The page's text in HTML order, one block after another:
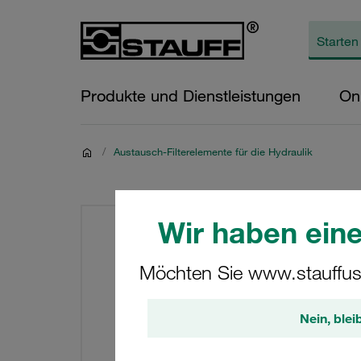
Wir haben
Möchten Sie
Nein,
Produkte und Dienstleistungen
/ Austausch-Filterelemente für die Hydraulik